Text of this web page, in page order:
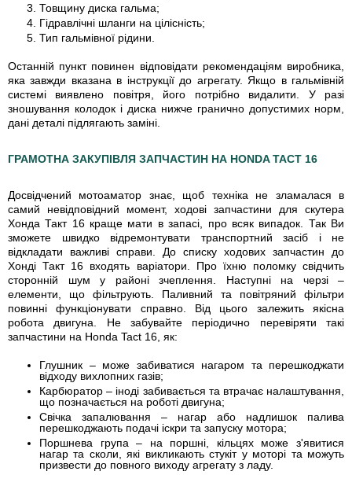
Товщину диска гальма;
Гідравлічні шланги на цілісність;
Тип гальмівної рідини.
Останній пункт повинен відповідати рекомендаціям виробника,
яка завжди вказана в інструкції до агрегату. Якщо в гальмівній
системі виявлено повітря, його потрібно видалити. У разі
зношування колодок і диска нижче гранично допустимих норм,
дані деталі підлягають заміні.
ГРАМОТНА ЗАКУПІВЛЯ ЗАПЧАСТИН НА HONDA TACT 16
Досвідчений мотоаматор знає, щоб техніка не зламалася в
самий невідповідний момент, ходові запчастини для скутера
Хонда Такт 16 краще мати в запасі, про всяк випадок. Так Ви
зможете швидко відремонтувати транспортний засіб і не
відкладати важливі справи. До списку ходових запчастин до
Хонді Такт 16 входять варіатори. Про їхню поломку свідчить
сторонній шум у районі зчеплення. Наступні на черзі –
елементи, що фільтрують. Паливний та повітряний фільтри
повинні функціонувати справно. Від цього залежить якісна
робота двигуна. Не забувайте періодично перевіряти такі
запчастини на Honda Tact 16, як:
Глушник – може забиватися нагаром та перешкоджати
відходу вихлопних газів;
Карбюратор – іноді забивається та втрачає налаштування,
що позначається на роботі двигуна;
Свічка запалювання – нагар або надлишок палива
перешкоджають подачі іскри та запуску мотора;
Поршнева група – на поршні, кільцях може з'явитися
нагар та сколи, які викликають стукіт у моторі та можуть
призвести до повного виходу агрегату з ладу.